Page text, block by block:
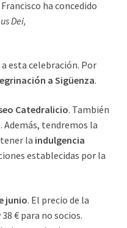
ha concedido
Dei,
esta celebración. Por
a Sigüenza.
Catedralicio. También
. Además, tendremos la
la indulgencia
establecidas por la
junio. El precio de la
€ para no socios.